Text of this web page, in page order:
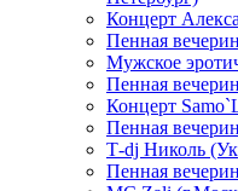
Концерт
Пенная
Мужское
Пенная
Концерт
Пенная
Т-dj Николь
Пенная